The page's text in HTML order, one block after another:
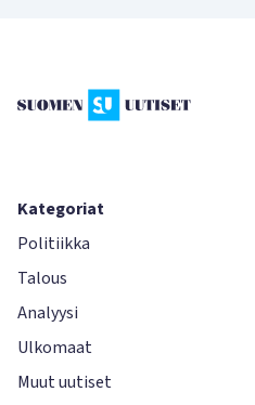
Kategoriat
Politiikka
Talous
Analyysi
Ulkomaat
Muut uutiset